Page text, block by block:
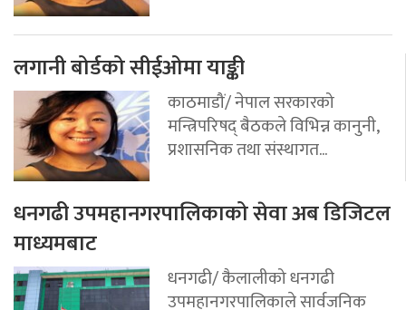
लगानी बोर्डको सीईओमा याङ्की
काठमाडौं/ नेपाल सरकारको
मन्त्रिपरिषद् बैठकले विभिन्न कानुनी,
प्रशासनिक तथा संस्थागत...
धनगढी उपमहानगरपालिकाको सेवा अब डिजिटल
माध्यमबाट
धनगढी/ कैलालीको धनगढी
उपमहानगरपालिकाले सार्वजनिक